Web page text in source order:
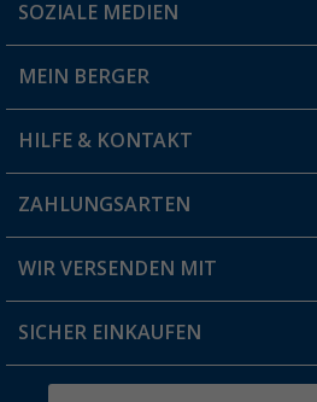
Du hast eine Frage?
Filiale finden
SOZIALE MEDIEN
MEIN BERGER
Vorteilskarte
Blog
Jobs & Karriere
HILFE & KONTAKT
FAQ & Kontakt
Versandinformationen
Rücksendung
ZAHLUNGSARTEN
WIR VERSENDEN MIT
SICHER EINKAUFEN